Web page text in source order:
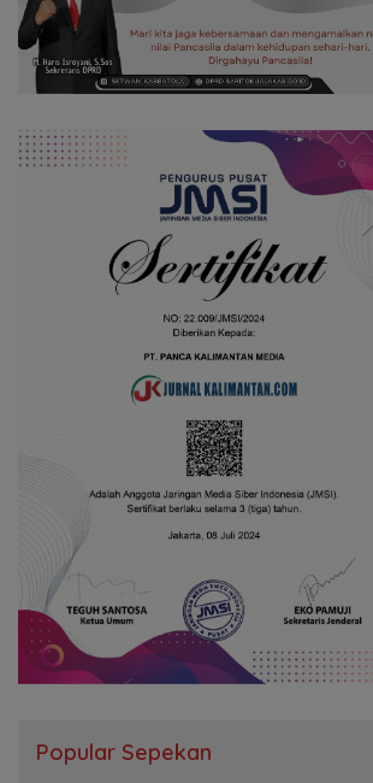
Popular Sepekan